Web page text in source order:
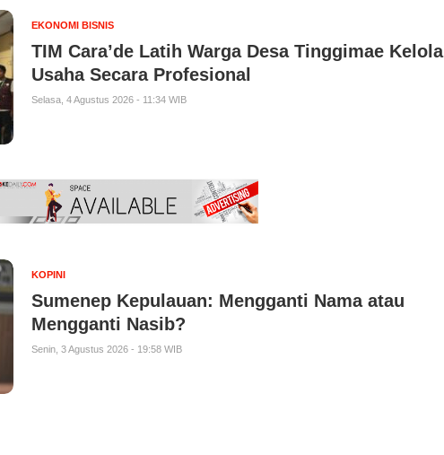
EKONOMI BISNIS
TIM Cara’de Latih Warga Desa Tinggimae Kelola
Usaha Secara Profesional
Selasa, 4 Agustus 2026 - 11:34 WIB
KOPINI
Sumenep Kepulauan: Mengganti Nama atau
Mengganti Nasib?
Senin, 3 Agustus 2026 - 19:58 WIB